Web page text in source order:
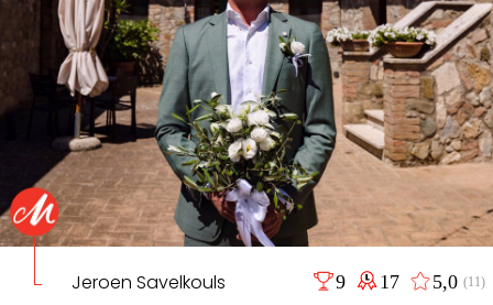
Jeroen Savelkouls 9 17 5,0(11)